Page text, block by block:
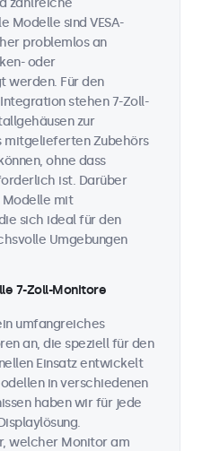
zahlreiche
Modelle sind VESA-
problemlos an
oder
werden. Für den
stehen 7-Zoll-
zur
mitgelieferten Zubehörs
ohne dass
ist. Darüber
mit
sich ideal für den
Umgebungen
7-Zoll-Monitore
umfangreiches
an, die speziell für den
Einsatz entwickelt
in verschiedenen
haben wir für jede
welcher Monitor am